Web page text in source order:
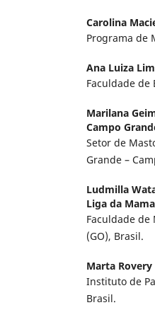
Carolina
Programa de
Ana Luiza
Faculdade de
Marilana
Campo
Setor de
Grande –
Ludmilla
Liga da Mama
Faculdade de
(GO), Brasil.
Marta Rovery
Instituto de
Brasil.